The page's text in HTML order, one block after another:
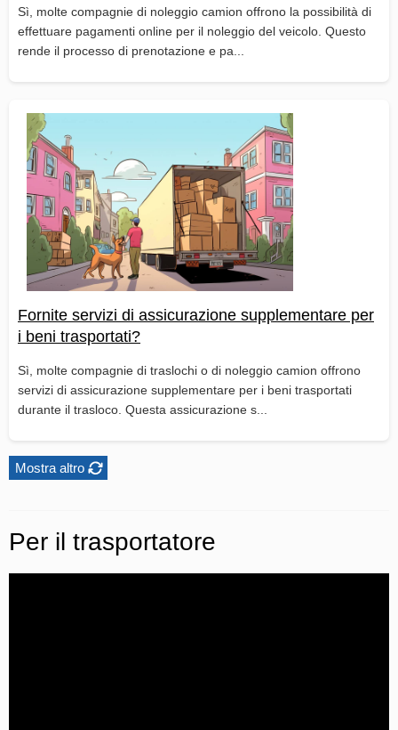
Sì, molte compagnie di noleggio camion offrono la possibilità di
effettuare pagamenti online per il noleggio del veicolo. Questo
rende il processo di prenotazione e pa...
Fornite servizi di assicurazione supplementare per
i beni trasportati?
Sì, molte compagnie di traslochi o di noleggio camion offrono
servizi di assicurazione supplementare per i beni trasportati
durante il trasloco. Questa assicurazione s...
Mostra altro
Per il trasportatore